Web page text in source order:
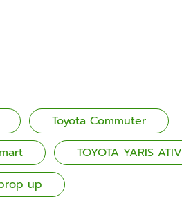
Toyota Commuter
TOYOTA YARIS ATIV
prop up